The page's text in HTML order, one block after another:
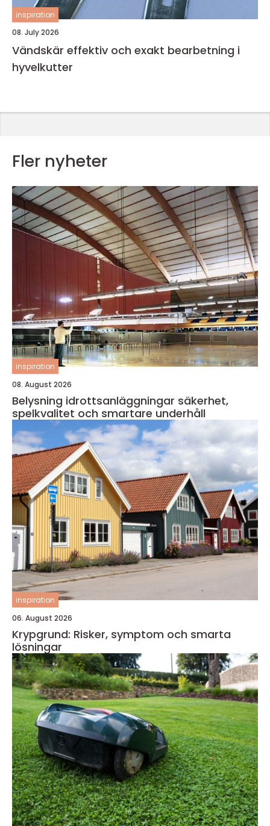
inspiration
08. July 2026
Vändskär effektiv och exakt bearbetning i
hyvelkutter
Fler nyheter
inspiration
08. August 2026
Belysning idrottsanläggningar säkerhet,
spelkvalitet och smartare underhåll
inspiration
06. August 2026
Krypgrund: Risker, symptom och smarta
lösningar